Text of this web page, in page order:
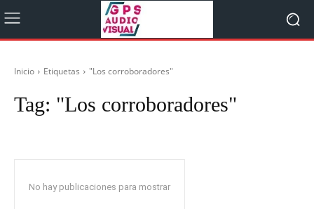
Inicio Etiquetas "Los corroboradores"
Tag: "Los corroboradores"
No hay publicaciones para mostrar